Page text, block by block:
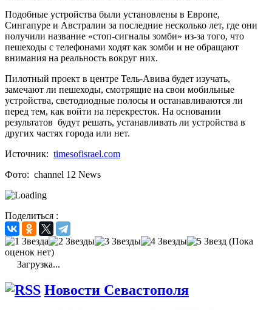
Подобные устройства были установлены в Европе,
Сингапуре и Австралии за последние несколько лет, где они
получили название «стоп-сигналы зомби» из-за того, что
пешеходы с телефонами ходят как зомби и не обращают
внимания на реальность вокруг них.
Пилотный проект в центре Тель-Авива будет изучать,
замечают ли пешеходы, смотрящие на свои мобильные
устройства, светодиодные полосы и останавливаются ли
перед тем, как войти на перекресток. На основании
результатов будут решать, устанавливать ли устройства в
других частях города или нет.
Источник: timesofisrael.com
Фото: channel 12 News
Поделиться :
(Пока
оценок нет)
Загрузка...
Новости Севастополя